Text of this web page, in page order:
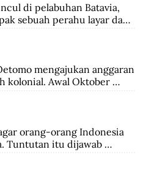
di pelabuhan Batavia,
sebuah perahu layar dan
Tanjung Harapan,
Pulau Jawa ,
sebelum
, yakni menguasai
mengajukan anggaran
kolonial. Awal Oktober
konggres
organisasi.
kaum tua seperti Wahidin
Wedyodiningrat
untuk kaum priyayi,
Tjipto Mangunkusumo
pendidikan bagi
orang-orang Indonesia
Tuntutan itu dijawab
laskar-laskar di Medan
dan Pematang